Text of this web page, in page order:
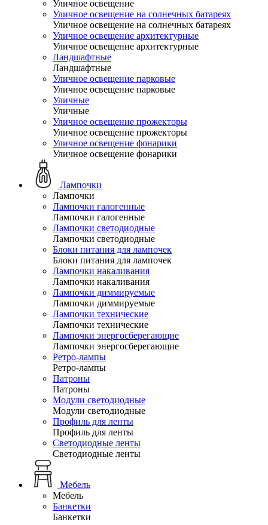
Уличное освещение
Уличное освещение на солнечных батареях
Уличное освещение на солнечных батареях
Уличное освещение архитектурные
Уличное освещение архитектурные
Ландшафтные
Ландшафтные
Уличное освещение парковые
Уличное освещение парковые
Уличные
Уличные
Уличное освещение прожекторы
Уличное освещение прожекторы
Уличное освещение фонарики
Уличное освещение фонарики
Лампочки
Лампочки
Лампочки галогенные
Лампочки галогенные
Лампочки светодиодные
Лампочки светодиодные
Блоки питания для лампочек
Блоки питания для лампочек
Лампочки накаливания
Лампочки накаливания
Лампочки диммируемые
Лампочки диммируемые
Лампочки технические
Лампочки технические
Лампочки энергосберегающие
Лампочки энергосберегающие
Ретро-лампы
Ретро-лампы
Патроны
Патроны
Модули светодиодные
Модули светодиодные
Профиль для ленты
Профиль для ленты
Светодиодные ленты
Светодиодные ленты
Мебель
Мебель
Банкетки
Банкетки